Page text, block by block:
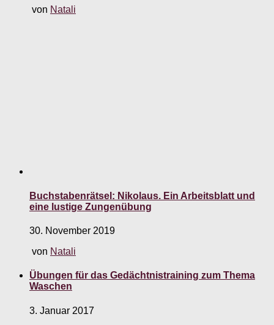
von Natali
Buchstabenrätsel: Nikolaus. Ein Arbeitsblatt und
eine lustige Zungenübung
30. November 2019
von Natali
Übungen für das Gedächtnistraining zum Thema
Waschen
3. Januar 2017